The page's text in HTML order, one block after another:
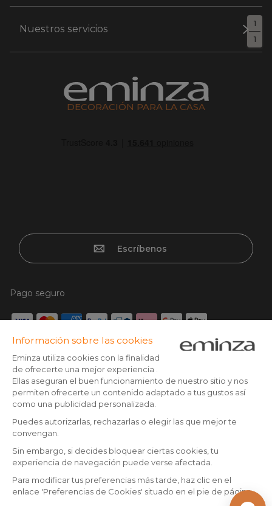
1
1
Nuestros servicios
DECORACIÓN PARA LA CASA
Escríbenos
Pago seguro
Tarjeta de crédito, Paypal, Transferencia bancaria, Klarna x3
con tarjeta sin cargos, Google/Apple pay
Síguenos en:
© Copyright 2025 Eminza | Derechos reservados |
FRANCIA
ALEMANIA
ESP
* Tienes 30 días (a patir de la recepción o recogida de tu